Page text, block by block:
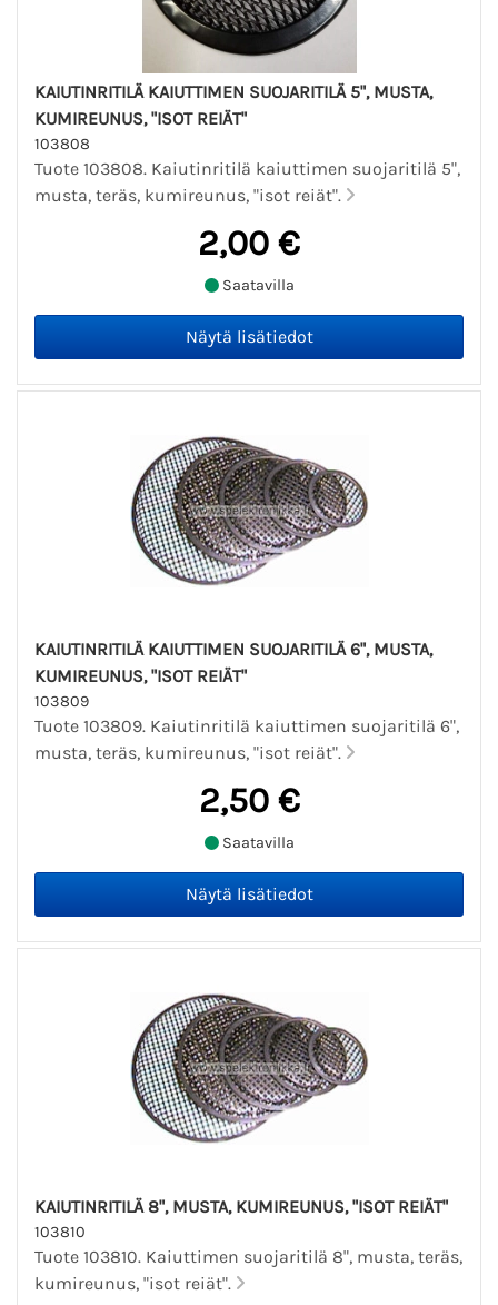
KAIUTINRITILÄ KAIUTTIMEN SUOJARITILÄ 5", MUSTA,
KUMIREUNUS, "ISOT REIÄT"
103808
Tuote 103808. Kaiutinritilä kaiuttimen suojaritilä 5",
musta, teräs, kumireunus, "isot reiät".
2,00 €
Saatavilla
KAIUTINRITILÄ KAIUTTIMEN SUOJARITILÄ 6", MUSTA,
KUMIREUNUS, "ISOT REIÄT"
103809
Tuote 103809. Kaiutinritilä kaiuttimen suojaritilä 6",
musta, teräs, kumireunus, "isot reiät".
2,50 €
Saatavilla
KAIUTINRITILÄ 8", MUSTA, KUMIREUNUS, "ISOT REIÄT"
103810
Tuote 103810. Kaiuttimen suojaritilä 8", musta, teräs,
kumireunus, "isot reiät".